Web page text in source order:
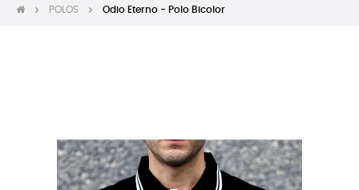
POLOS Odio Eterno - Polo Bicolor